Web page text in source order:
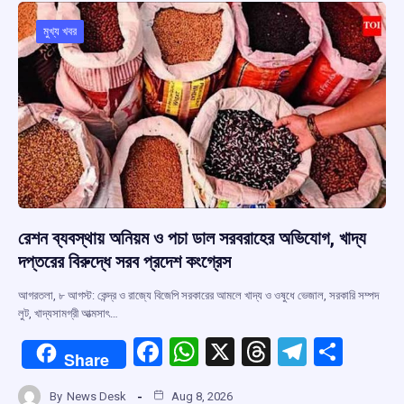
o
o
k
A
p
p
d
s
a
m
মুখ্য খবর
রেশন ব্যবস্থায় অনিয়ম ও পচা ডাল সরবরাহের অভিযোগ, খাদ্য
দপ্তরের বিরুদ্ধে সরব প্রদেশ কংগ্রেস
আগরতলা, ৮ আগস্ট: কেন্দ্র ও রাজ্যে বিজেপি সরকারের আমলে খাদ্য ও ওষুধে ভেজাল, সরকারি সম্পদ
লুট, খাদ্যসামগ্রী আত্মসাৎ…
Share
F
W
X
T
T
By News Desk Aug 8, 2026